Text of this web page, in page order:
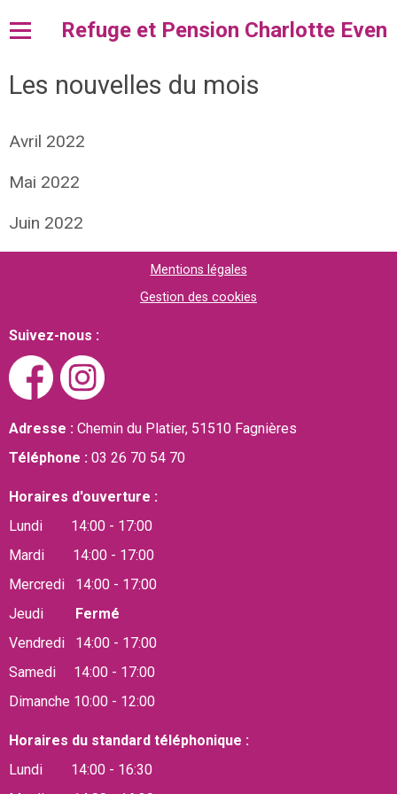
Refuge et Pension Charlotte Even
Accueil
Adopter
Dons et Legs
Les nouvelles du mois
Avril 2022
Mai 2022
Juin 2022
Mentions légales
Gestion des cookies
Suivez-nous :
Adresse : Chemin du Platier, 51510 Fagnières
Téléphone : 03 26 70 54 70
Horaires d'ouverture :
Lundi 14:00 - 17:00
Mardi 14:00 - 17:00
Mercredi 14:00 - 17:00
Jeudi Fermé
Vendredi 14:00 - 17:00
Samedi 14:00 - 17:00
Dimanche 10:00 - 12:00
Horaires du standard téléphonique :
Lundi 14:00 - 16:30